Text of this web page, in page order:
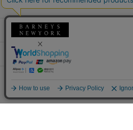
店舗情報
サービス